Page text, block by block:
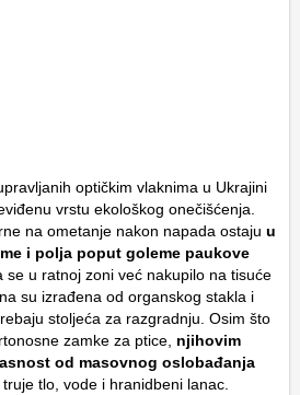
optičkim vlaknima u Ukrajini
vrstu ekološkog onečišćenja.
na ometanje nakon napada ostaju u
i polja poput goleme paukove
se u ratnoj zoni već nakupilo na tisuće
su izrađena od organskog stakla i
stoljeća za razgradnju. Osim što
zamke za ptice, njihovim
od masovnog oslobađanja
tlo, vode i hranidbeni lanac.